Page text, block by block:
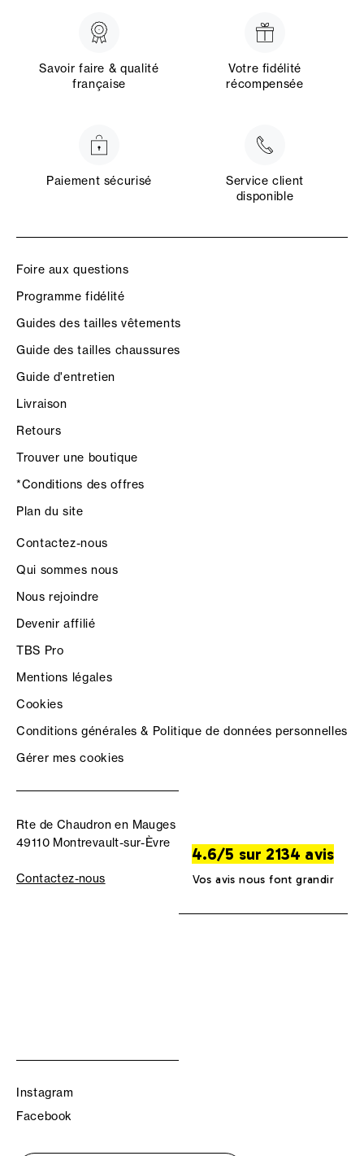
Savoir faire & qualité
française
Votre fidélité
récompensée
Paiement sécurisé
Service client
disponible
Foire aux questions
Programme fidélité
Guides des tailles vêtements
Guide des tailles chaussures
Guide d'entretien
Livraison
Retours
Trouver une boutique
*Conditions des offres
Plan du site
Contactez-nous
Qui sommes nous
Nous rejoindre
Devenir affilié
TBS Pro
Mentions légales
Cookies
Conditions générales & Politique de données personnelles
Gérer mes cookies
Rte de Chaudron en Mauges
49110 Montrevault-sur-Èvre
Contactez-nous
4.6/5 sur 2134 avis
Vos avis nous font grandir
Instagram
Facebook